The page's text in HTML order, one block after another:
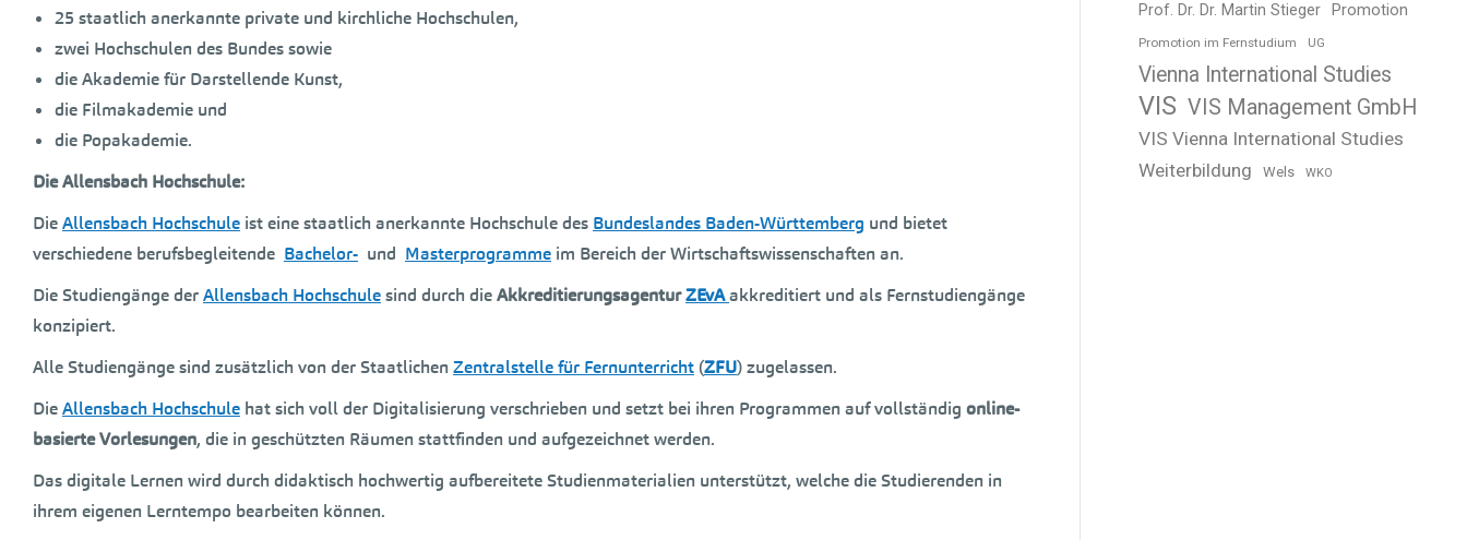
25 staatlich anerkannte private und kirchliche Hochschulen,
zwei Hochschulen des Bundes sowie
die Akademie für Darstellende Kunst,
die Filmakademie und
die Popakademie.
Die Allensbach Hochschule:
DieAllensbach Hochschule ist eine staatlich anerkannte Hochschule des Bundeslandes Baden-Württemberg und bietet
verschiedene berufsbegleitende Bachelor- und Masterprogramme im Bereich der Wirtschaftswissenschaften an.
Die Studiengänge derAllensbach Hochschulesind durch dieAkkreditierungsagenturZEvAakkreditiert und als Fernstudiengänge
konzipiert.
Alle Studiengänge sind zusätzlich von der Staatlichen Zentralstelle für Fernunterricht (ZFU) zugelassen.
DieAllensbach Hochschule hat sich voll der Digitalisierung verschrieben und setzt bei ihren Programmen auf vollständig online-
basierte Vorlesungen, die in geschützten Räumen stattfinden und aufgezeichnet werden.
Das digitale Lernen wird durch didaktisch hochwertig aufbereitete Studienmaterialien unterstützt, welche die Studierenden in
ihrem eigenen Lerntempo bearbeiten können.
Prof. Dr. Dr. Martin Stieger Promotion
Promotion im Fernstudium UG
Vienna International Studies
VIS VIS Management GmbH
VIS Vienna International Studies
Weiterbildung
Wels WKO